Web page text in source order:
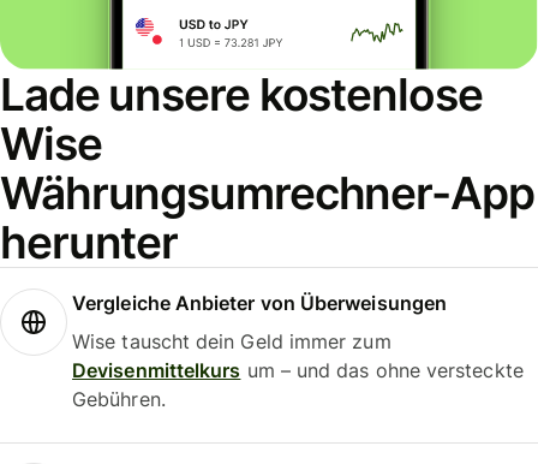
Lade unsere kostenlose
Wise
Währungsumrechner-App
herunter
Vergleiche Anbieter von Überweisungen
Wise tauscht dein Geld immer zum
Devisenmittelkurs um – und das ohne versteckte
Gebühren.